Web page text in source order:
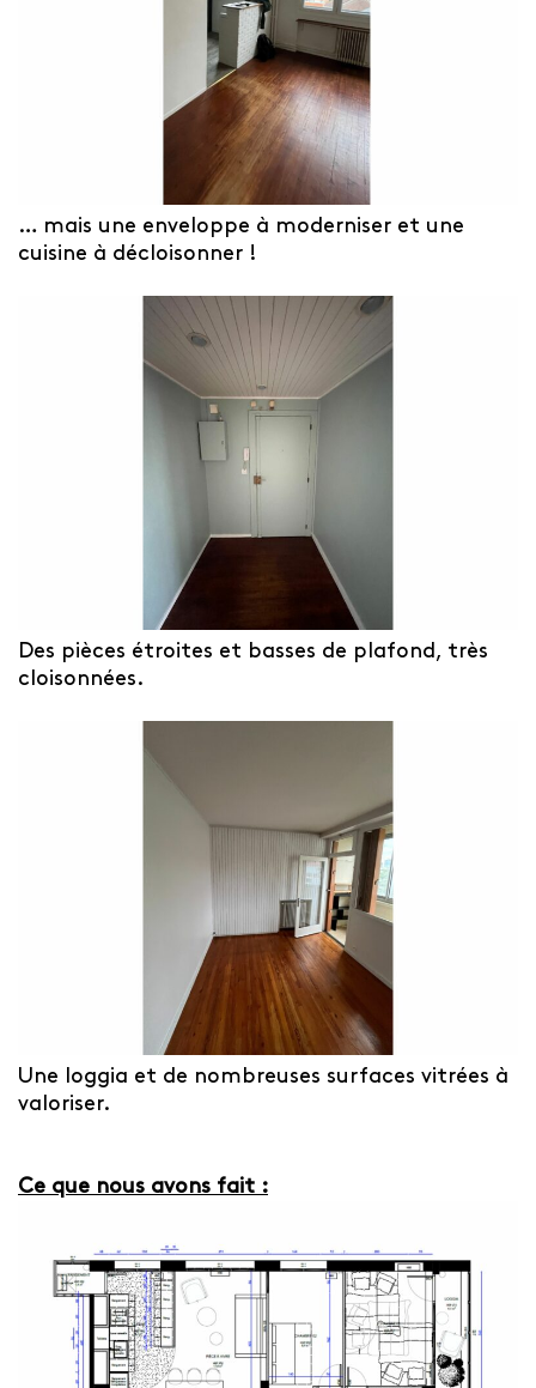
… mais une enveloppe à moderniser et une
cuisine à décloisonner !
Des pièces étroites et basses de plafond, très
cloisonnées.
Une loggia et de nombreuses surfaces vitrées à
valoriser.
Ce que nous avons fait :